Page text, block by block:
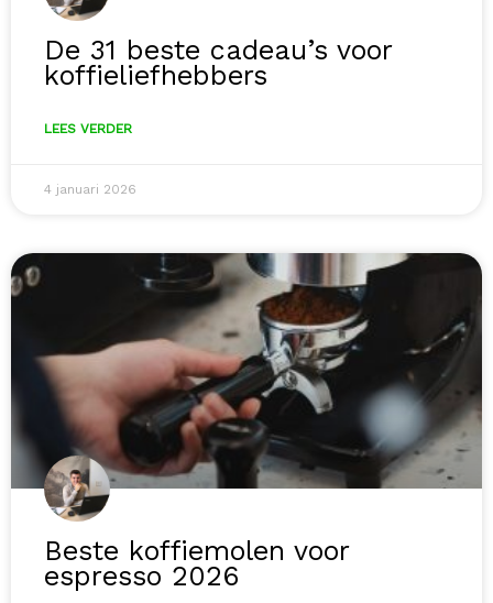
De 31 beste cadeau’s voor
koffieliefhebbers
LEES VERDER
4 januari 2026
Beste koffiemolen voor
espresso 2026